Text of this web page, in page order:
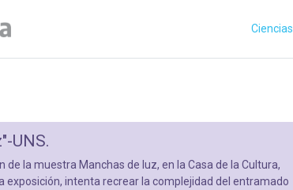
Ciencias
UNS.
la muestra Manchas de luz, en la Casa de la Cultura,
exposición, intenta recrear la complejidad del entramado